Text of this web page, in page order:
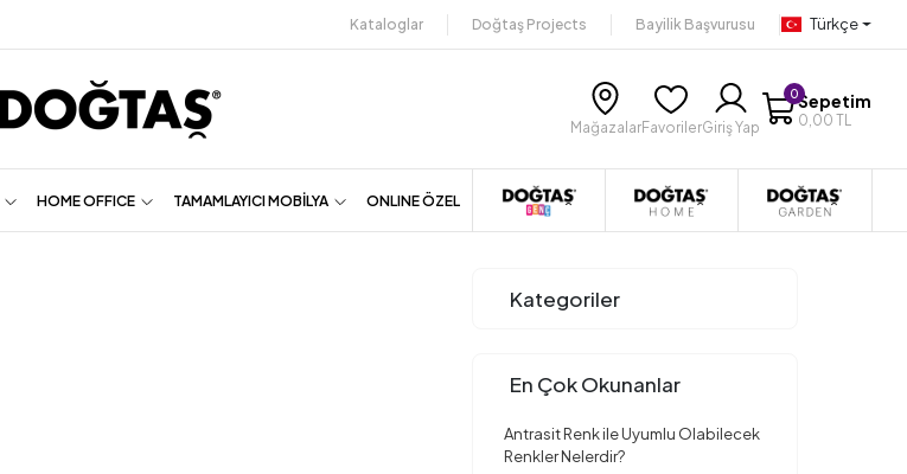
Kataloglar Doğtaş Projects Bayilik Başvurusu Türkçe
MağazalarFavorilerGiriş Yap
0Sepetim
0,00 TL
HOME OFFICE TAMAMLAYICI MOBİLYA ONLINE ÖZEL
Kategoriler
En Çok Okunanlar
Antrasit Renk ile Uyumlu Olabilecek
Renkler Nelerdir?